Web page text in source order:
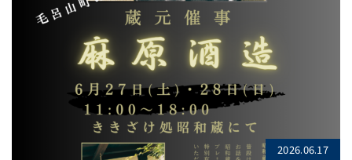
2026.06.17